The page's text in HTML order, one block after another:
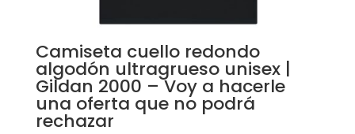
Camiseta cuello redondo
algodón ultragrueso unisex |
Gildan 2000 – Voy a hacerle
una oferta que no podrá
rechazar